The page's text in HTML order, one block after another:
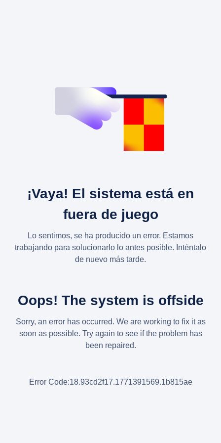
¡Vaya! El sistema está en
fuera de juego
Lo sentimos, se ha producido un error. Estamos
trabajando para solucionarlo lo antes posible. Inténtalo
de nuevo más tarde.
Oops! The system is offside
Sorry, an error has occurred. We are working to fix it as
soon as possible. Try again to see if the problem has
been repaired.
Error Code:18.93cd2f17.1771391569.1b815ae